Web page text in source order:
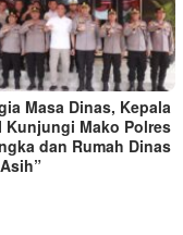
Masa Dinas, Kepala
Kunjungi Mako Polres
dan Rumah Dinas